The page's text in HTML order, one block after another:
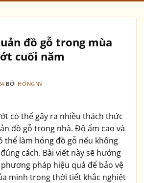
đồ gỗ trong mùa
cuối năm
BỞI HONGNV
có thể gây ra nhiều thách thức
đồ gỗ trong nhà. Độ ẩm cao và
thể làm hỏng đồ gỗ nếu không
cách. Bài viết này sẽ hướng
pháp hiệu quả để bảo vệ
mình trong thời tiết khắc nghiệt